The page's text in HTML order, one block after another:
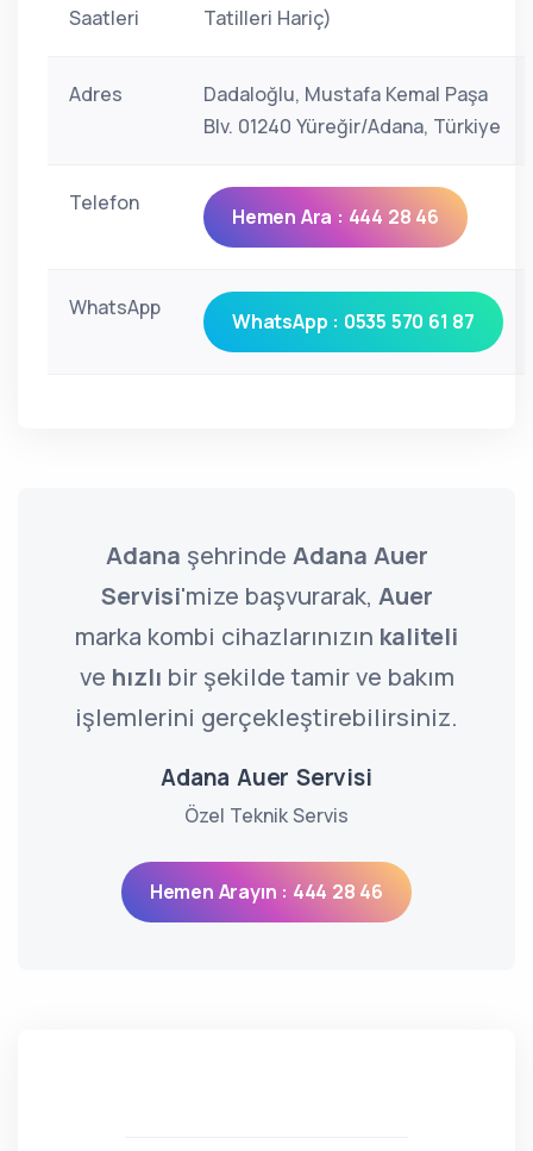
Saatleri
Tatilleri Hariç)
Adres
Dadaloğlu, Mustafa Kemal Paşa
Blv. 01240 Yüreğir/Adana, Türkiye
Telefon
Hemen Ara : 444 28 46
WhatsApp
WhatsApp : 0535 570 61 87
Adana şehrinde Adana Auer
Servisi'mize başvurarak, Auer
marka kombi cihazlarınızın kaliteli
ve hızlı bir şekilde tamir ve bakım
işlemlerini gerçekleştirebilirsiniz.
Adana Auer Servisi
Özel Teknik Servis
Hemen Arayın : 444 28 46